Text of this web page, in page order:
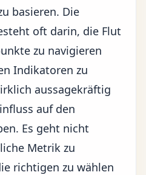
basieren. Die
oft darin, die Flut
zu navigieren
Indikatoren zu
aussagekräftig
auf den
Es geht nicht
Metrik zu
richtigen zu wählen